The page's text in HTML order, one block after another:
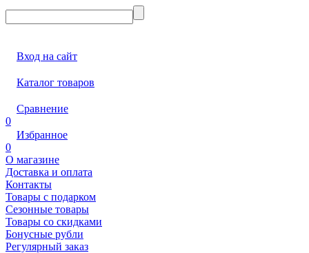
Вход на сайт
Каталог товаров
Сравнение
0
Избранное
0
О магазине
Доставка и оплата
Контакты
Товары с подарком
Сезонные товары
Товары со скидками
Бонусные рубли
Регулярный заказ